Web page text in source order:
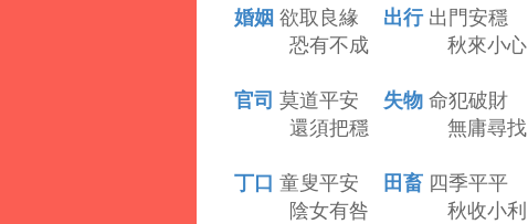
婚姻 欲取良緣 出行出門安穩
恐有不成 秋來小心
官司 莫道平安 失物 命犯破財
還須把穩 無庸尋找
丁口 童叟平安 田畜 四季平平
陰女有咎 秋收小利